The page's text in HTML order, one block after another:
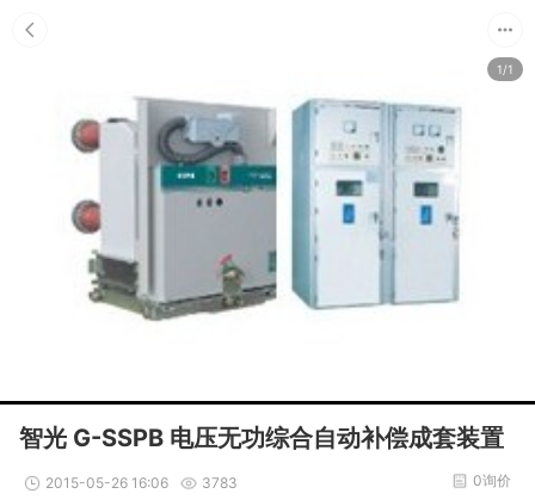
1/1
智光 G-SSPB 电压无功综合自动补偿成套装置
2015-05-26 16:06 3783 0询价